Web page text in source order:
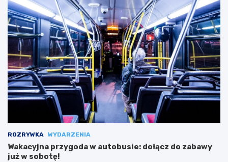
ROZRYWKA WYDARZENIA
Wakacyjna przygoda w autobusie: dołącz do zabawy
już w sobotę!